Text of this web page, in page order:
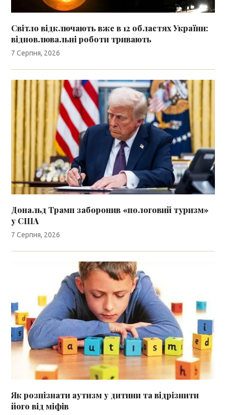
Світло відключають вже в 12 областях України:
відновлювальні роботи тривають
7 Серпня, 2026
Дональд Трамп заборонив «пологовий туризм»
у США
7 Серпня, 2026
Як розпізнати аутизм у дитини та відрізнити
його від міфів